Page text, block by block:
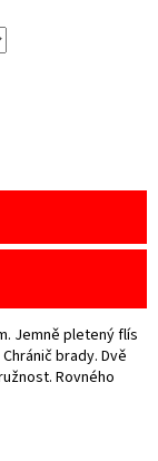
Jemně pletený flís
brady. Dvě
Rovného